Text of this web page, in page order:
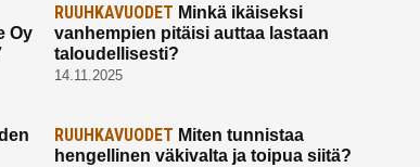
Oy
RUUHKAVUODET Minkä ikäiseksi
vanhempien pitäisi auttaa lastaan
taloudellisesti?
14.11.2025
RUUHKAVUODET Miten tunnistaa
hengellinen väkivalta ja toipua siitä?